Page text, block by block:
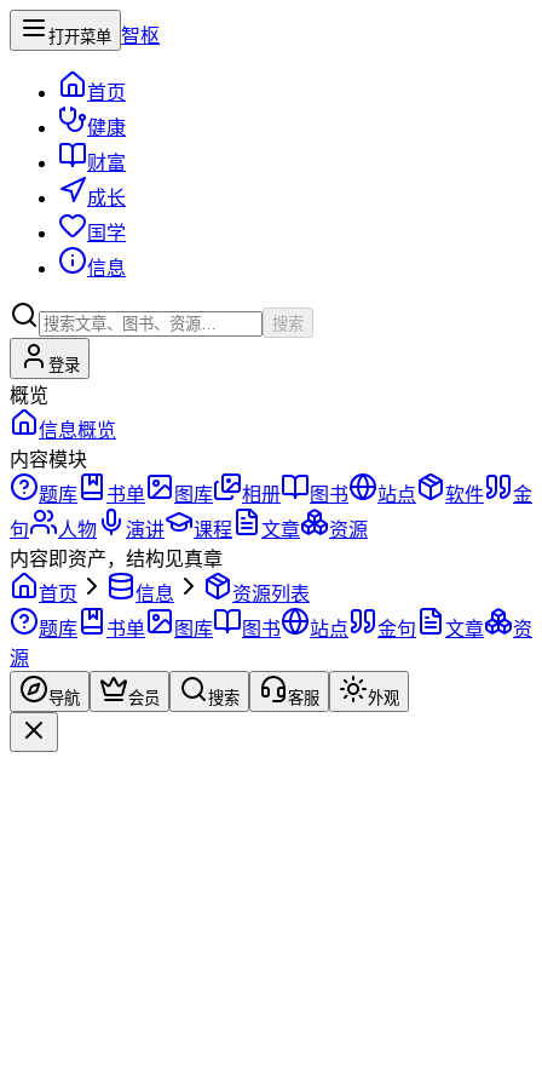
打开菜单 智枢
首页
健康
财富
成长
国学
信息
搜索
登录
概览
信息概览
内容模块
题库
书单 图库 相册 图书 站点 软件
金
句
人物 演讲 课程 文章
资源
内容即资产，结构见真章
首页
信息
资源列表
题库
书单 图库 图书 站点 金句 文章
资
源
导航 会员 搜索 客服 外观